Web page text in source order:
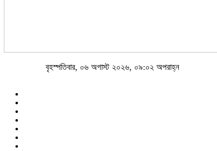
বৃহস্পতিবার, ০৬ অগাস্ট ২০২৬, ০৯:০২ অপরাহ্ন